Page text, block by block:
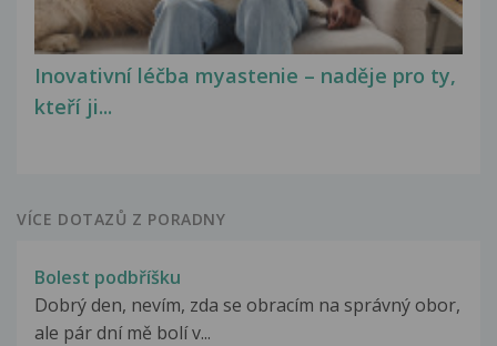
Inovativní léčba myastenie – naděje pro ty,
kteří ji...
VÍCE DOTAZŮ Z PORADNY
Bolest podbříšku
Dobrý den, nevím, zda se obracím na správný obor,
ale pár dní mě bolí v...